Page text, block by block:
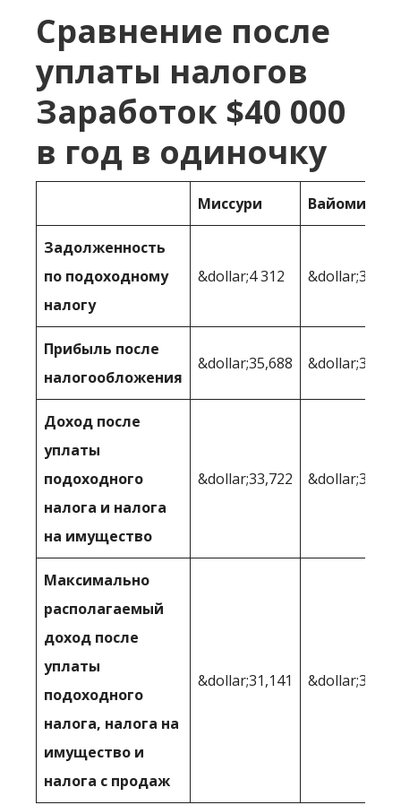
Сравнение после
уплаты налогов
Заработок $40 000
в год в одиночку
Миссури Вайоминг
Задолженность
по подоходному
налогу
&dollar;4 312 &dollar;3,040
Прибыль после
налогообложения
&dollar;35,688
Доход после
уплаты
подоходного
налога и налога
на имущество
&dollar;33,722
Максимально
располагаемый
доход после
уплаты
подоходного
налога, налога на
имущество и
налога с продаж
&dollar;31,141